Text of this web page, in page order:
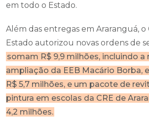
em todo o Estado.
Além das entregas em Araranguá, o
Estado autorizou novas ordens de
somam R$ 9,9 milhões, incluindo a
ampliação da EEB Macário Borba,
R$ 5,7 milhões, e um pacote de
pintura em escolas da CRE de
4,2 milhões.